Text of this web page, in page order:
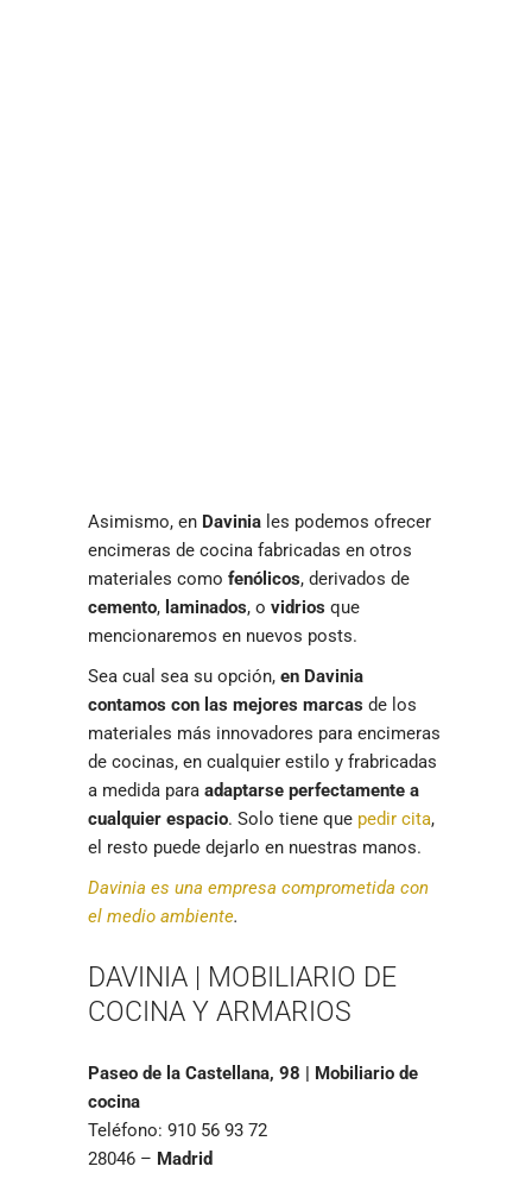
Asimismo, en Davinia les podemos ofrecer
encimeras de cocina fabricadas en otros
materiales como fenólicos, derivados de
cemento, laminados, o vidrios que
mencionaremos en nuevos posts.
Sea cual sea su opción, en Davinia
contamos con las mejores marcas de los
materiales más innovadores para encimeras
de cocinas, en cualquier estilo y frabricadas
a medida para adaptarse perfectamente a
cualquier espacio. Solo tiene que pedir cita,
el resto puede dejarlo en nuestras manos.
Davinia es una empresa comprometida con
el medio ambiente.
DAVINIA | MOBILIARIO DE
COCINA Y ARMARIOS
Paseo de la Castellana, 98 | Mobiliario de
cocina
Teléfono: 910 56 93 72
28046 – Madrid